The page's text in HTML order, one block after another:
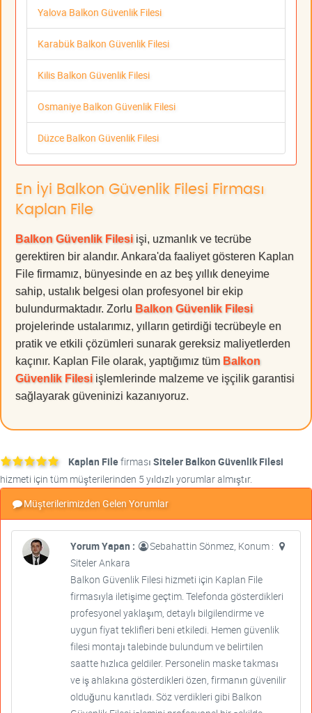
Yalova Balkon Güvenlik Filesi
Karabük Balkon Güvenlik Filesi
Kilis Balkon Güvenlik Filesi
Osmaniye Balkon Güvenlik Filesi
Düzce Balkon Güvenlik Filesi
En İyi Balkon Güvenlik Filesi Firması
Kaplan File
Balkon Güvenlik Filesi işi, uzmanlık ve tecrübe
gerektiren bir alandır. Ankara'da faaliyet gösteren Kaplan
File firmamız, bünyesinde en az beş yıllık deneyime
sahip, ustalık belgesi olan profesyonel bir ekip
bulundurmaktadır. Zorlu Balkon Güvenlik Filesi
projelerinde ustalarımız, yılların getirdiği tecrübeyle en
pratik ve etkili çözümleri sunarak gereksiz maliyetlerden
kaçınır. Kaplan File olarak, yaptığımız tüm Balkon
Güvenlik Filesi işlemlerinde malzeme ve işçilik garantisi
sağlayarak güveninizi kazanıyoruz.
Kaplan Filefirması Siteler Balkon Güvenlik Filesi
hizmeti için tüm müşterilerinden 5 yıldızlı yorumlar almıştır.
Müşterilerimizden Gelen Yorumlar
Yorum Yapan :
Sebahattin Sönmez, Konum :
Siteler Ankara
Balkon Güvenlik Filesi hizmeti için Kaplan File
firmasıyla iletişime geçtim. Telefonda gösterdikleri
profesyonel yaklaşım, detaylı bilgilendirme ve
uygun fiyat teklifleri beni etkiledi. Hemen güvenlik
filesi montajı talebinde bulundum ve belirtilen
saatte hızlıca geldiler. Personelin maske takması
ve iş ahlakına gösterdikleri özen, firmanın güvenilir
olduğunu kanıtladı. Söz verdikleri gibi Balkon